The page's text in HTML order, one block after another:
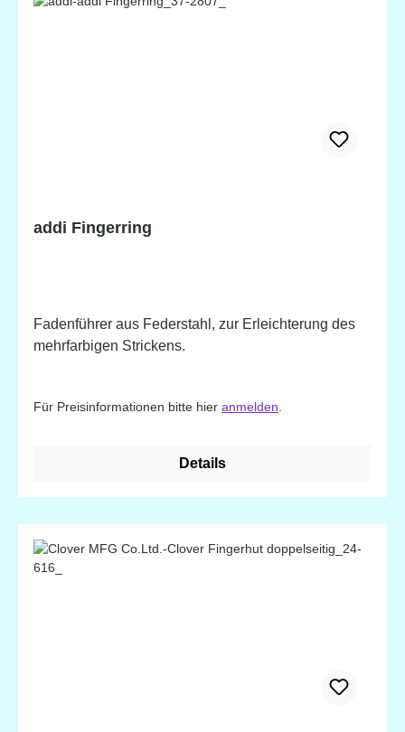
addi Fingerring
Fadenführer aus Federstahl, zur Erleichterung des
mehrfarbigen Strickens.
Für Preisinformationen bitte hier anmelden
Details